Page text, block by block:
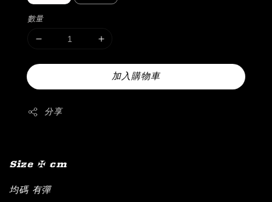
數量
加入購物車
分享
Size ✠ cm
均碼 有彈